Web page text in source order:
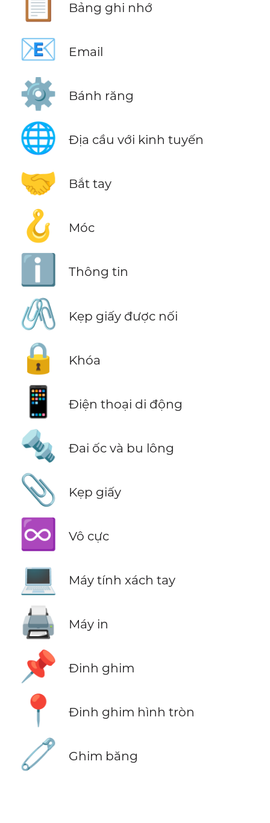
Bảng ghi nhớ
📧 Email
⚙️ Bánh răng
🌐 Địa cầu với kinh tuyến
🤝 Bắt tay
🪝 Móc
ℹ️ Thông tin
🖇️ Kẹp giấy được nối
🔒 Khóa
📱 Điện thoại di động
🔩 Đai ốc và bu lông
📎 Kẹp giấy
♾️ Vô cực
💻 Máy tính xách tay
🖨️ Máy in
📌 Đinh ghim
📍 Đinh ghim hình tròn
🧷 Ghim băng